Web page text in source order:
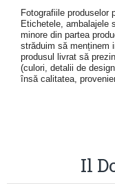
Fotografiile produselor
Etichetele, ambalajele
minore din partea
străduim să menținem
produsul livrat să
(culori, detalii de
însă calitatea,
Il